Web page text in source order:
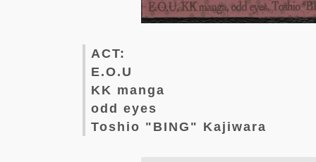
ACT:
E.O.U
KK manga
odd eyes
Toshio "BING" Kajiwara